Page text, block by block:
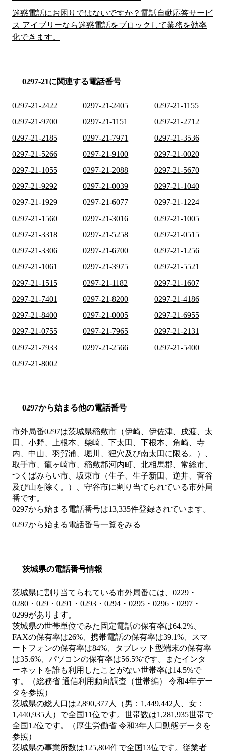
迷惑電話にお困りではないですか？電話自動応答サービ
ス アイブリーなら迷惑電話をブロックして業務を効率
化できます。
0297-21に関連する電話番号
0297-21-2422 0297-21-2405
0297-21-1155
0297-21-9700
0297-21-1151
0297-21-2712
0297-21-2185
0297-21-7971
0297-21-3536
0297-21-5266
0297-21-9100
0297-21-0020
0297-21-1055
0297-21-2088
0297-21-5670
0297-21-9292
0297-21-0039
0297-21-1040
0297-21-1929
0297-21-6077
0297-21-1224
0297-21-1560
0297-21-3016
0297-21-1005
0297-21-3318
0297-21-5258
0297-21-0515
0297-21-3306
0297-21-6700
0297-21-1256
0297-21-1061
0297-21-3975
0297-21-5521
0297-21-1515
0297-21-1182
0297-21-1607
0297-21-7401
0297-21-8200
0297-21-4186
0297-21-8400
0297-21-0005
0297-21-6955
0297-21-0755
0297-21-7965
0297-21-2131
0297-21-7933
0297-21-2566
0297-21-5400
0297-21-8002
0297から始まる他の電話番号
市外局番0297は茨城県稲敷市（伊崎、伊佐津、戌渡、太
田、小野、上根本、柴崎、下太田、下根本、角崎、寺
内、中山、羽賀浦、堀川、狸穴及び南太田に限る。）、
取手市、龍ヶ崎市、稲敷郡河内町、北相馬郡、常総市、
つくばみらい市、坂東市（生子、生子新田、逆井、菅谷
及び山を除く。）、守谷市に割り当てられている市外局
番です。
0297から始まる電話番号は13,335件登録されています。
0297から始まる電話番号一覧をみる
茨城県の電話番号情報
茨城県に割り当てられている市外局番には、0229・
0280・029・0291・0293・0294・0295・0296・0297・
0299があります。
茨城県の世帯単位でみた固定電話の保有率は64.2%、
FAXの保有率は26%、携帯電話の保有率は39.1%、スマ
ートフォンの保有率は84%、タブレット型端末の保有率
は35.6%、パソコンの保有率は56.5%です。またインタ
ーネットを誰も利用したことがない世帯率は14.5%で
す。（総務省 通信利用動向調査（世帯編） 令和4年デー
タを参照）
茨城県の総人口は2,890,377人（男：1,449,442人、女：
1,440,935人）で全国11位です。世帯数は1,281,935世帯で
全国12位です。（厚生労働省 令和3年人口動態データを
参照）
茨城県の事業所数は125,804件で全国13位です。従業者